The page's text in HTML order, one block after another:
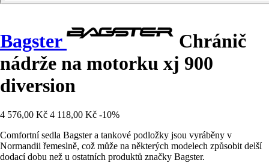
Bagster
Chránič
nádrže na motorku xj 900
diversion
4 576,00 Kč 4 118,00 Kč -10%
Comfortní sedla Bagster a tankové podložky jsou vyráběny v
Normandii řemeslně, což může na některých modelech způsobit delší
dodací dobu než u ostatních produktů značky Bagster.